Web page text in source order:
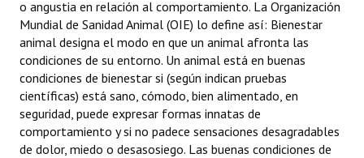
Banca del Vecino - Registro
Huéspedes de Honor - Registro
Antiguos Pobladores - Registro
Reconocimientos - Registro
Bariloche, Municipio intercultural
o angustia en relación al comportamiento. La Organización
Mundial de Sanidad Animal (OIE) lo define así: Bienestar
animal designa el modo en que un animal afronta las
condiciones de su entorno. Un animal está en buenas
condiciones de bienestar si (según indican pruebas
científicas) está sano, cómodo, bien alimentado, en
seguridad, puede expresar formas innatas de
comportamiento y si no padece sensaciones desagradables
de dolor, miedo o desasosiego. Las buenas condiciones de